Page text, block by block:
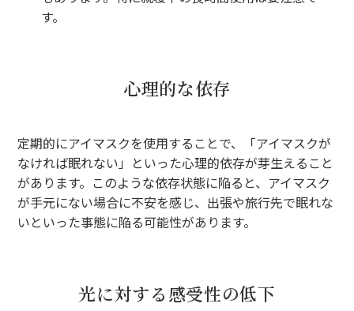
す。
心理的な依存
定期的にアイマスクを使用することで、「アイマスクが
なければ眠れない」といった心理的依存が芽生えること
があります。このような依存状態に陥ると、アイマスク
が手元にない場合に不安を感じ、出張や旅行先で眠れな
いといった事態に陥る可能性があります。
光に対する感受性の低下